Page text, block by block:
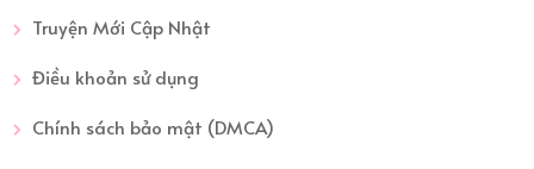
Truyện Mới Cập Nhật
Điều khoản sử dụng
Chính sách bảo mật (DMCA)